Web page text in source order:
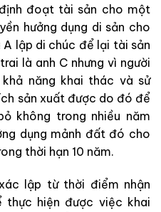
đoạt tài sản cho một
hưởng dụng di sản cho
A lập di chúc để lại tài sản
là anh C nhưng vì người
năng khai thác và sử
sản xuất được do đó để
không trong nhiều năm
dụng mảnh đất đó cho
thời hạn 10 năm.
lập từ thời điểm nhận
hiện được việc khai